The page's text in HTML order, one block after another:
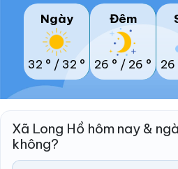
Ngày
32 ° / 32 °
Đêm
26 ° / 26 ° 26
Xã Long Hồ hôm nay &
không?